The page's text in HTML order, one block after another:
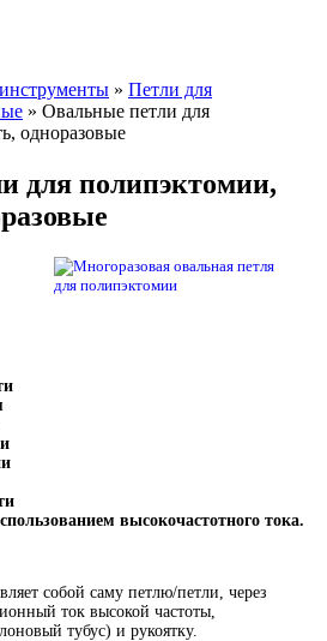
» Петли для
» Овальные петли для
одноразовые
для полипэктомии,
высокочастотного тока.
собой саму петлю/петли, через
ток высокой частоты,
тубус) и рукоятку.